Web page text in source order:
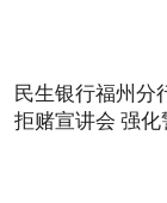
民生银行福州分
拒赌宣讲会 强化